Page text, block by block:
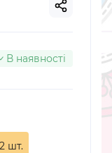
В наявності
шт.